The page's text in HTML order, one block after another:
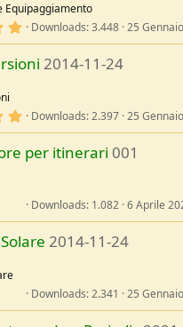
Equipaggiamento
5
0
l
e
/
a
Downloads 3.448 25
2014-11-24
5
0
s
e
/
a
Downloads 2.397 25
per itinerari 001
0
0
e
Downloads 1.082 6 Aprile
2014-11-24
0 Downloads 2.341 25